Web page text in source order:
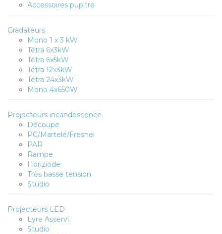
Accessoires pupitre
Gradateurs
Mono 1 x 3 kW
Tétra 6x3kW
Tétra 6x5kW
Tétra 12x3kW
Tétra 24x3kW
Mono 4x650W
Projecteurs incandescence
Découpe
PC/Martelé/Fresnel
PAR
Rampe
Horiziode
Très basse tension
Studio
Projecteurs LED
Lyre Asservi
Studio